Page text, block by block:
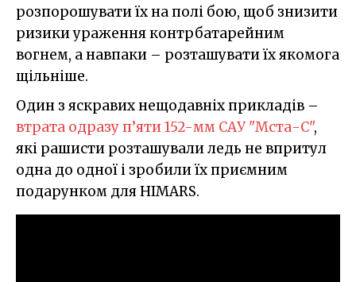
розпорошувати їх на полі бою, щоб знизити
ризики ураження контрбатарейним
вогнем, а навпаки – розташувати їх якомога
щільніше.
Один з яскравих нещодавніх прикладів –
втрата одразу п’яти 152-мм САУ "Мста-С",
які рашисти розташували ледь не впритул
одна до одної і зробили їх приємним
подарунком для HIMARS.